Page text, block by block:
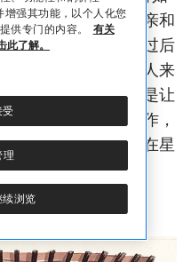
餐，我仍然记得母亲和
像做梦一样。午餐过后
些天一亮就起来的人来
中午的休息时间也是让
，我们重新开始工作，
有汤和蔬菜沙拉。在星
强其功能，以个人化您
供专门的内容。
有关
了解。
续浏览
理